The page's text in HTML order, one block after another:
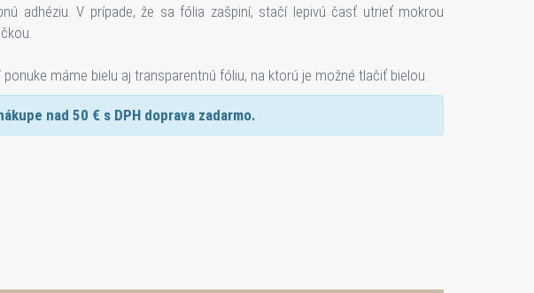
adhéziu. V prípade, že sa fólia zašpiní, stačí lepivú časť utrieť mokrou
ponuke máme bielu aj transparentnú fóliu, na ktorú je možné tlačiť bielou.
nad 50 € s DPH doprava zadarmo.